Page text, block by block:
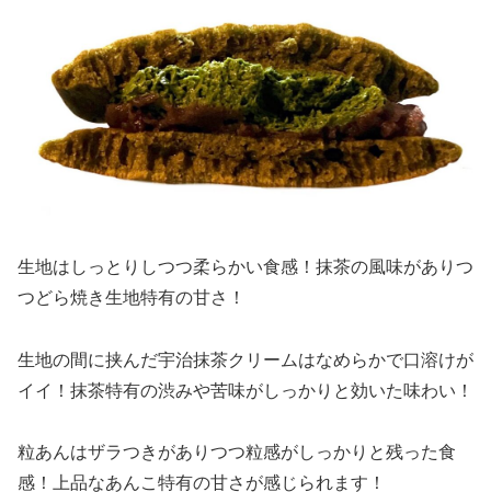
生地はしっとりしつつ柔らかい食感！抹茶の風味がありつ
つどら焼き生地特有の甘さ！
生地の間に挟んだ宇治抹茶クリームはなめらかで口溶けが
イイ！抹茶特有の渋みや苦味がしっかりと効いた味わい！
粒あんはザラつきがありつつ粒感がしっかりと残った食
感！上品なあんこ特有の甘さが感じられます！